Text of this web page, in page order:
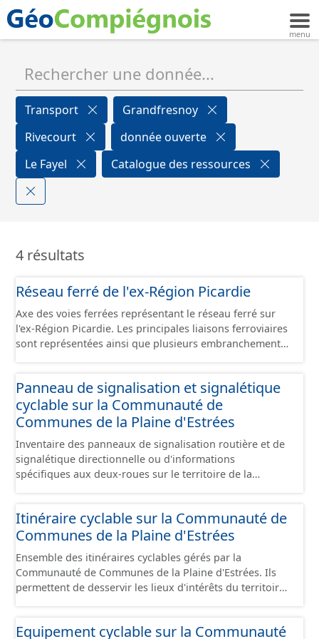
Transport
Grandfresnoy
Rivecourt
donnée ouverte
Le Fayel
Catalogue des ressources
4 résultats
Réseau ferré de l'ex-Région Picardie
Axe des voies ferrées représentant le réseau ferré sur
l'ex-Région Picardie. Les principales liaisons ferroviaires
sont représentées ainsi que plusieurs embranchements
sont désaffectées mais sont toujours physiquement
présentes sur le terrain.
Panneau de signalisation et signalétique
cyclable sur la Communauté de
Communes de la Plaine d'Estrées
Inventaire des panneaux de signalisation routière et de
signalétique directionnelle ou d'informations
spécifiques aux deux-roues sur le territoire de la
en cours de réalisation. Cet inventaire est en cours, la
donnée n'est donc pas exhaustive.
Itinéraire cyclable sur la Communauté de
Communes de la Plaine d'Estrées
Ensemble des itinéraires cyclables gérés par la
Communauté de Communes de la Plaine d'Estrées. Ils
permettent de desservir les lieux d'intérêts du territoire
de bonnes conditions. Ils peuvent emprunter tout type
Equipement cyclable sur la Communauté